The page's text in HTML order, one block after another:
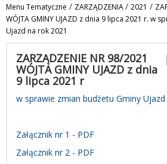
Menu Tematyczne / ZARZĄDZENIA/ 2021 /
WÓJTA GMINY UJAZD z dnia 9 lipca 2021 r. w
Ujazd na rok 2021
ZARZĄDZENIE NR 98/2021
WÓJTA GMINY UJAZD z dnia
9 lipca 2021 r
w sprawie zmian budżetu Gminy
Załącznik nr 1 - PDF
Załącznik nr 2 - PDF